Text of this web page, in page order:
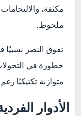
مكثفة،
ملحوظ.
تفوق النصر نسبيًا
خطورة في
متوازنة تكتيكيًا
الأدوار